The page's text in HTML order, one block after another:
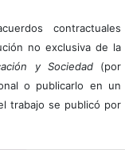
contractuales
no exclusiva de la
y Sociedad(por
o publicarlo en un
trabajo se publicó por